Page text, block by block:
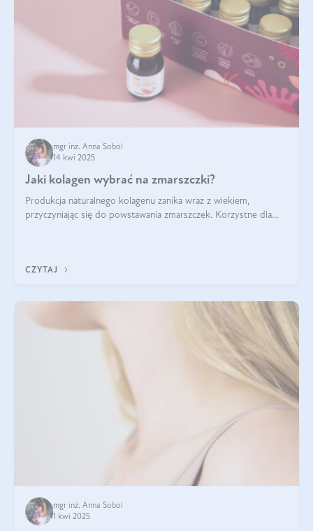
mgr inż. Anna Sobol
14 kwi 2025
Jaki kolagen wybrać na zmarszczki?
Produkcja naturalnego kolagenu zanika wraz z wiekiem,
przyczyniając się do powstawania zmarszczek. Korzystne dla
CZYTAJ
mgr inż. Anna Sobol
1 kwi 2025